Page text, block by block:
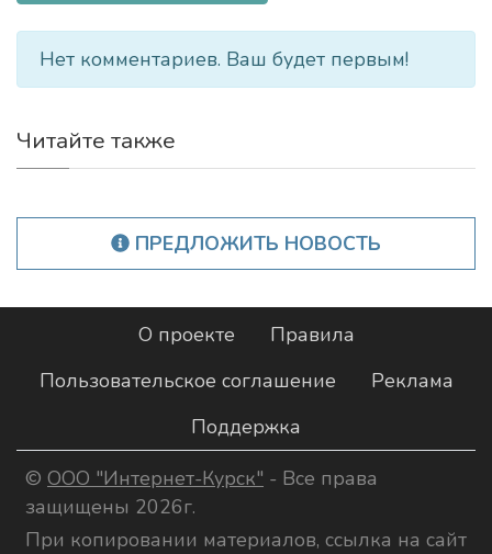
Нет комментариев. Ваш будет первым!
Читайте также
ПРЕДЛОЖИТЬ НОВОСТЬ
О проекте
Правила
Пользовательское соглашение
Реклама
Поддержка
© ООО "Интернет-Курск" - Все права
защищены 2026г.
При копировании материалов, ссылка на сайт